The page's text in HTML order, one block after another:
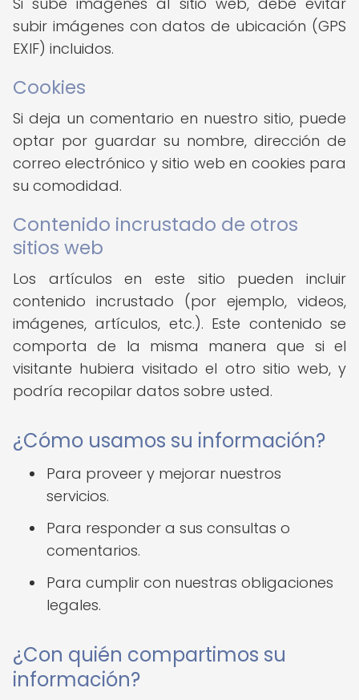
subir imágenes con datos de ubicación (GPS
EXIF) incluidos.
Cookies
Si deja un comentario en nuestro sitio, puede
optar por guardar su nombre, dirección de
correo electrónico y sitio web en cookies para
su comodidad.
Contenido incrustado de otros
sitios web
Los artículos en este sitio pueden incluir
contenido incrustado (por ejemplo, videos,
imágenes, artículos, etc.). Este contenido se
comporta de la misma manera que si el
visitante hubiera visitado el otro sitio web, y
podría recopilar datos sobre usted.
¿Cómo usamos su información?
Para proveer y mejorar nuestros
servicios.
Para responder a sus consultas o
comentarios.
Para cumplir con nuestras obligaciones
legales.
¿Con quién compartimos su
información?